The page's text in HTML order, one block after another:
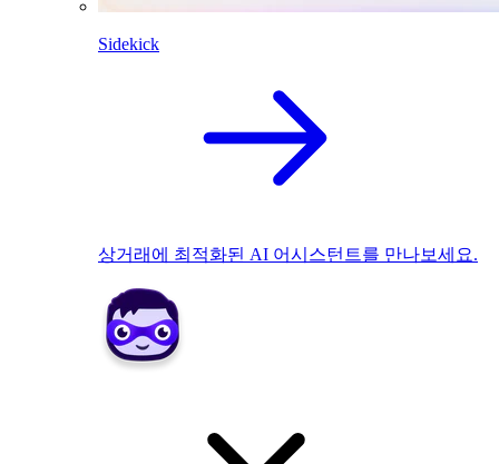
Sidekick
상거래에 최적화된 AI 어시스턴트를 만나보세요.